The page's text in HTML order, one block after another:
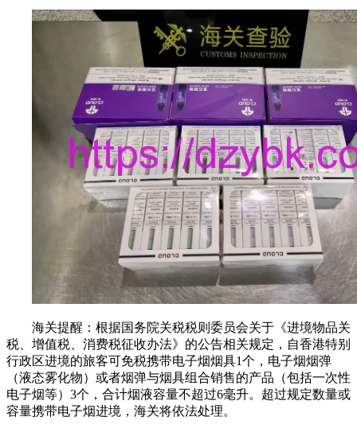
海关提醒：根据国务院关税税则委员会关于《进境物品关
税、增值税、消费税征收办法》的公告相关规定，自香港特别
行政区进境的旅客可免税携带电子烟烟具1个，电子烟烟弹
（液态雾化物）或者烟弹与烟具组合销售的产品（包括一次性
电子烟等）3个，合计烟液容量不超过6毫升。超过规定数量或
容量携带电子烟进境，海关将依法处理。